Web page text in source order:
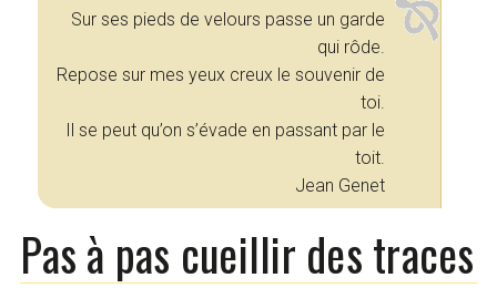
Sur ses pieds de velours passe un garde
qui rôde.
Repose sur mes yeux creux le souvenir de
toi.
Il se peut qu’on s’évade en passant par le
toit.
Jean Genet
Pas à pas cueillir des traces